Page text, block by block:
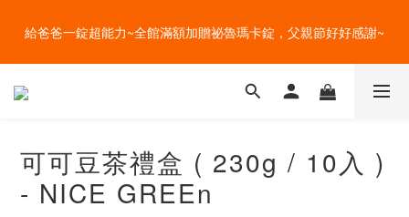
吃菜~
給爸爸一錠超能力~全館滿額加贈祕魯瑪卡錠，父親節好好感謝~
盛夏的餐桌，一定少不了美蔬菜的清爽~ A+B 送購物金🎁一起好好
可可豆茶禮盒 ( 230g / 10入 )
- NICE GREEn